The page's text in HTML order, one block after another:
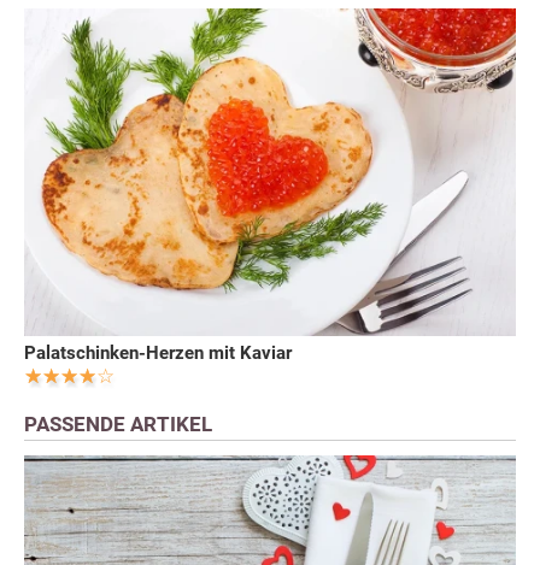
Palatschinken-Herzen mit Kaviar
PASSENDE ARTIKEL